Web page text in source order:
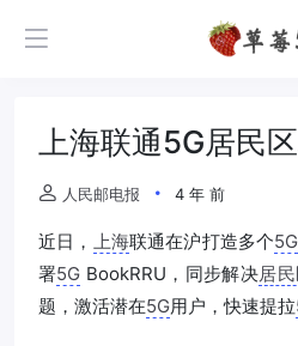
上海联通5G居民
人民邮电报 4 年 前
近日， 上海联通在沪打造多个5G
署5G BookRRU，同步解决居
题，激活潜在5G用户，快速提拉